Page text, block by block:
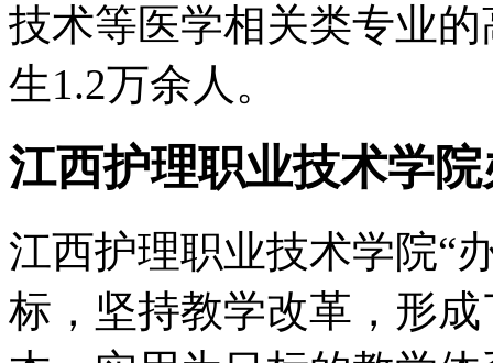
技术等医学相关类专业
生1.2万余人。
江西护理职业技术学
江西护理职业技术学院“
标，坚持教学改革，形